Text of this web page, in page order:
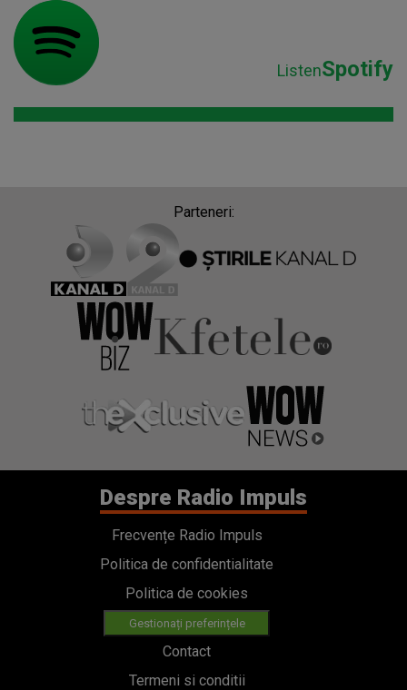
ListenSpotify
Parteneri:
Despre Radio Impuls
Frecvențe Radio Impuls
Politica de confidentialitate
Politica de cookies
Gestionați preferințele
Contact
Termeni si conditii